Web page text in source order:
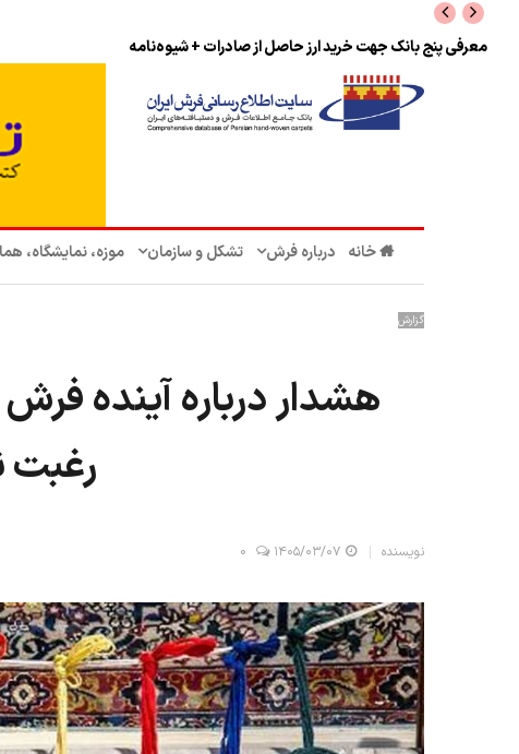
معرفی پنج بانک جهت خرید ارز حاصل از صادرات + شیوه‌نامه
خانه درباره فرش تشکل‌ و سازمان‌ موزه، نمایشگاه،
گزارش
هشدار درباره آینده فرش
رغبت
نویسنده ۱۴۰۵/۰۳/۰۷ 0